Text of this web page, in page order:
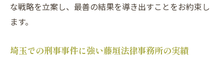
な戦略を立案し、最善の結果を導き出すことをお約束し
ます。
埼玉での刑事事件に強い藤垣法律事務所の実績